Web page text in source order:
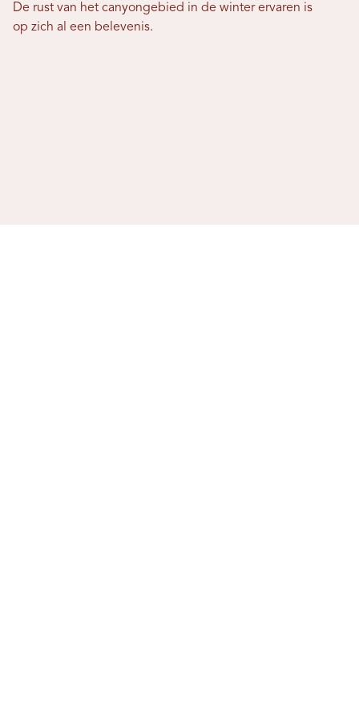
De rust van het canyongebied in de winter ervaren is
op zich al een belevenis.